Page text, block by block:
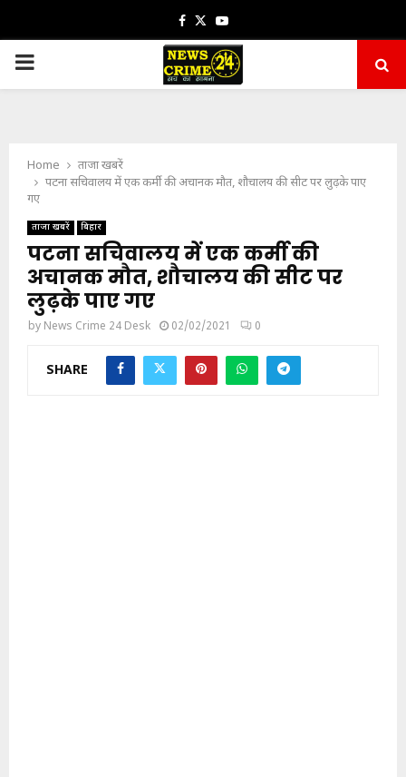
Facebook
TwitterYoutube
PRIMARY
Home
ताजा खबरें
पटना सचिवालय में एक कर्मी की अचानक मौत, शौचालय की सीट पर लुढ़के पाए
गए
ताजा खबरें बिहार
पटना सचिवालय में एक कर्मी की
अचानक मौत, शौचालय की सीट पर
लुढ़के पाए गए
by News Crime 24 Desk 02/02/2021 0
SHARE